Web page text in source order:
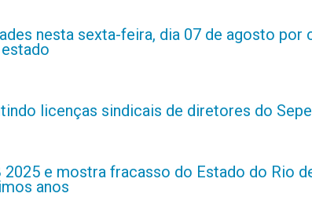
nesta sexta-feira, dia 07 de agosto
licenças sindicais de diretores do
2025 e mostra fracasso do Estado do Rio
anos